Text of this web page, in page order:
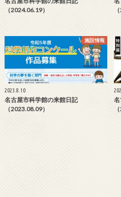
（2024.06.19）
施設情報
2023.8.10
名古屋市科学館の来館日記
（2023.08.09）